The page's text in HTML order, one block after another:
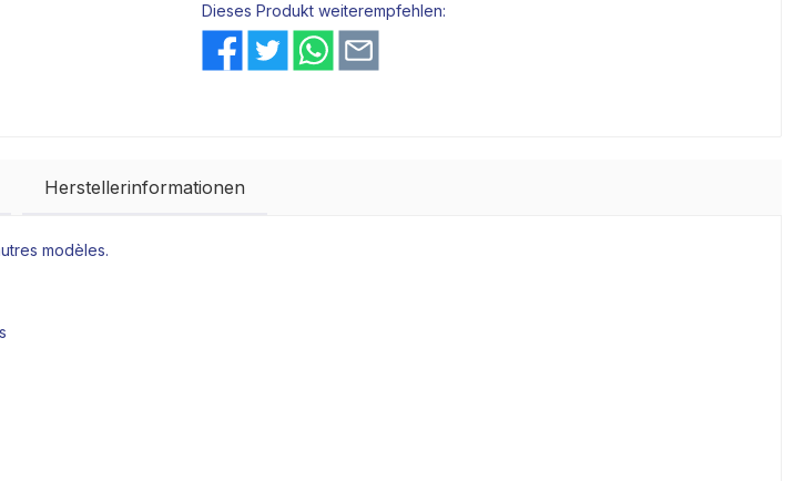
Dieses Produkt weiterempfehlen:
Herstellerinformationen
modèles.